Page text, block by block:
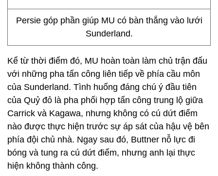
Persie góp phần giúp MU có bàn thắng vào lưới
Sunderland.
Kể từ thời điểm đó, MU hoàn toàn làm chủ trận đấu
với những pha tấn công liên tiếp về phía cầu môn
của Sunderland. Tình huống đáng chú ý đầu tiên
của Quỷ đỏ là pha phối hợp tấn công trung lộ giữa
Carrick và Kagawa, nhưng không có cú dứt điểm
nào được thực hiện trước sự áp sát của hậu vệ bên
phía đội chủ nhà. Ngay sau đó, Buttner nỗ lực đi
bóng và tung ra cú dứt điểm, nhưng anh lại thực
hiện không thành công.